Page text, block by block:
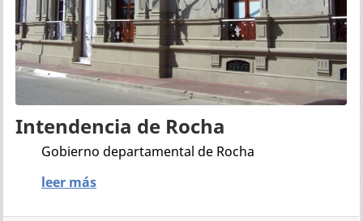
Intendencia de Rocha
Gobierno departamental de Rocha
leer más